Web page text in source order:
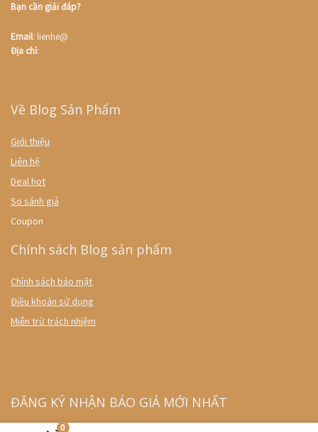
0
Bạn cần giải đáp?
Email: lienhe@
Địa chỉ:
Về Blog Sản Phẩm
Giới thiệu
Liên hệ
Deal hot
So sánh giá
Coupon
Chính sách Blog sản phẩm
Chính sách bảo mật
Điều khoản sử dụng
Miễn trừ trách nhiệm
ĐĂNG KÝ NHẬN BÁO GIÁ MỚI NHẤT